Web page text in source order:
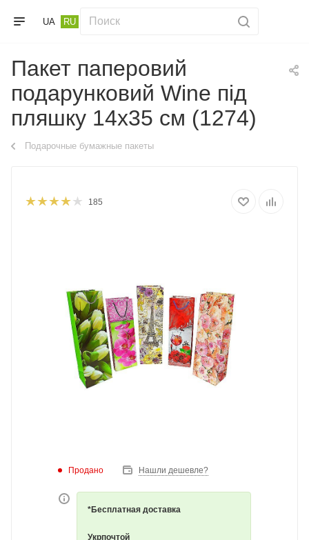
UA RU
Пакет паперовий
подарунковий Wine під
пляшку 14х35 см (1274)
Подарочные бумажные пакеты
185
Продано Нашли дешевле?
*Бесплатная доставка
Укрпочтой